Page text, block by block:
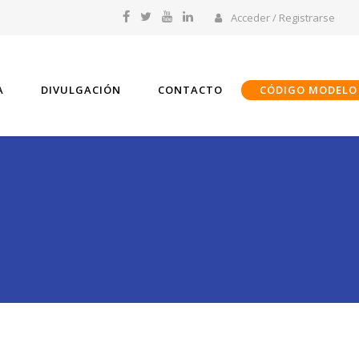
Acceder / Registrarse
DIVULGACIÓN CONTACTO CÓDIGO MODELO